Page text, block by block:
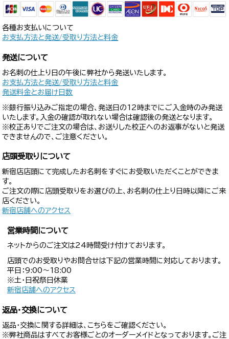
各種お支払いについて
お支払方法と発送/受取り方法と料金
発送について
お名刺の仕上り日の午後に弊社から発送いたします。
お支払方法と発送/受取り方法と料金
発送料金とお届け日数
※銀行振り込みご指定の場合、発送日の12時までにご入金時のみ発送
いたします。入金の確認が取れない場合は確認後の発送となります。
※校正ありでご注文の場合は、お送りした校正へのお返事がないと発送
できませんので、ご注意ください。
店頭受取りについて
新宿店店頭にて完成したお名刺をすぐにお受取いただくことができま
す。
ご注文の際に店頭受取りをお選びの上、お名刺の仕上り日時以降にご来
店ください。
新宿店舗へのアクセス
営業時間について
ネットからのご注文は24時間受け付けております。
店頭でのお受取りやお問合せは下記の営業時間に対応しております。
平日：9:00〜18:00
※土・日祝祭日休業
新宿店舗へのアクセス
返品・交換について
返品・交換に関する詳細は、こちらをご確認ください。
※弊社商品はすべてお客様ごとのオーダーメイドとなっております。ご注